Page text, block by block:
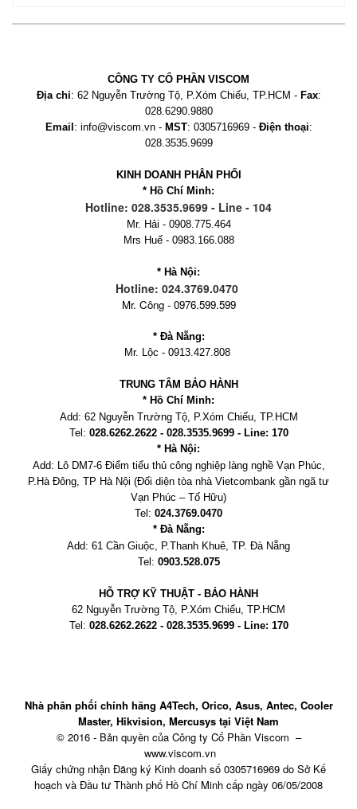
CÔNG TY CỔ PHẦN VISCOM
Địa chỉ: 62 Nguyễn Trường Tộ, P.Xóm Chiếu, TP.HCM - Fax:
028.6290.9880
Email : info@viscom.vn - MST: 0305716969 - Điện thoại:
028.3535.9699
KINH DOANH PHÂN PHỐI
* Hồ Chí Minh:
Hotline: 028.3535.9699 - Line - 104
Mr. Hải - 0908.775.464
Mrs Huế - 0983.166.088
* Hà Nội:
Hotline: 024.3769.0470
Mr. Công - 0976.599.599
* Đà Nẵng:
Mr. Lộc - 0913.427.808
TRUNG TÂM BẢO HÀNH
* Hồ Chí Minh:
Add: 62 Nguyễn Trường Tộ, P.Xóm Chiếu, TP.HCM
Tel: 028.6262.2622 - 028.3535.9699 - Line: 170
* Hà Nội:
Add: Lô DM7-6 Điểm tiểu thủ công nghiệp làng nghề Vạn Phúc,
P.Hà Đông, TP Hà Nội (Đối diện tòa nhà Vietcombank gần ngã tư
Vạn Phúc – Tố Hữu)
Tel: 024.3769.0470
* Đà Nẵng:
Add: 61 Cần Giuộc, P.Thanh Khuê, TP. Đà Nẵng
Tel: 0903.528.075
HỖ TRỢ KỸ THUẬT - BẢO HÀNH
62 Nguyễn Trường Tộ, P.Xóm Chiếu, TP.HCM
Tel: 028.6262.2622 - 028.3535.9699 - Line: 170
Nhà phân phối chính hãng A4Tech, Orico, Asus, Antec, Cooler
Master, Hikvision, Mercusys tại Việt Nam
© 2016 - Bản quyền của Công ty Cổ Phần Viscom –
www.viscom.vn
Giấy chứng nhận Đăng ký Kinh doanh số 0305716969 do Sở Kế
hoạch và Đầu tư Thành phố Hồ Chí Minh cấp ngày 06/05/2008